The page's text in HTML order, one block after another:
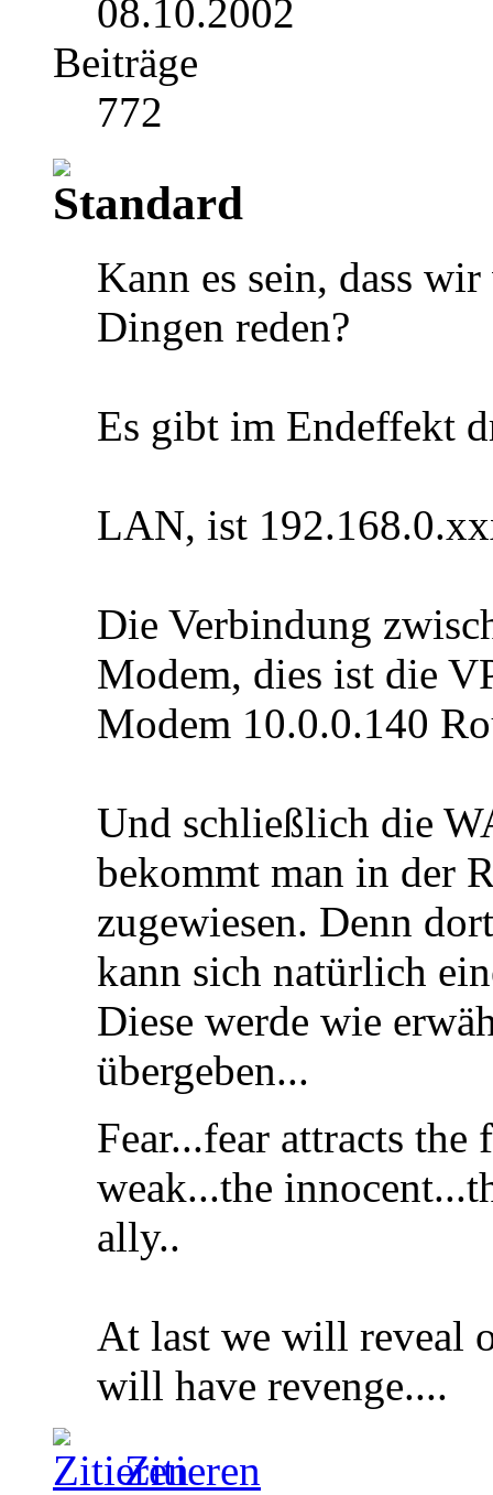
08.10.2002
Beiträge
772
Kann es sein, dass
Dingen reden?
Es gibt im Endeffekt
LAN, ist
Die Verbindung
Modem, dies ist die
Modem 10.0.0.140
Und schließlich die
bekommt man in der
zugewiesen. Denn
kann sich natürlich
Diese werde wie
übergeben...
Fear...fear attracts
weak...the
ally..
At last we will reveal
will have revenge....
Zitieren